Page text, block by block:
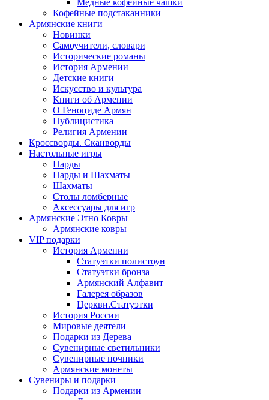
Медные кофейные чашки
Кофейные подстаканники
Армянские книги
Новинки
Самоучители, словари
Исторические романы
История Армении
Детские книги
Иcкусство и культура
Книги об Армении
О Геноциде Армян
Публицистика
Религия Армении
Кроссворды. Сканворды
Настольные игры
Нарды
Нарды и Шахматы
Шахматы
Столы ломберные
Аксессуары для игр
Армянские Этно Ковры
Армянские ковры
VIP подарки
История Армении
Статуэтки полистоун
Статуэтки бронза
Армянский Алфавит
Галерея образов
Церкви.Статуэтки
История России
Мировые деятели
Подарки из Дерева
Сувенирные светильники
Сувенирные ночники
Армянские монеты
Сувениры и подарки
Подарки из Армении